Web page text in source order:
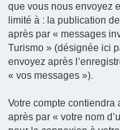
que vous nous envoyez
limité à : la publication
après par « messages
Turismo » (désignée ici
envoyez après
« vos messages »).
Votre compte
après par « votre nom